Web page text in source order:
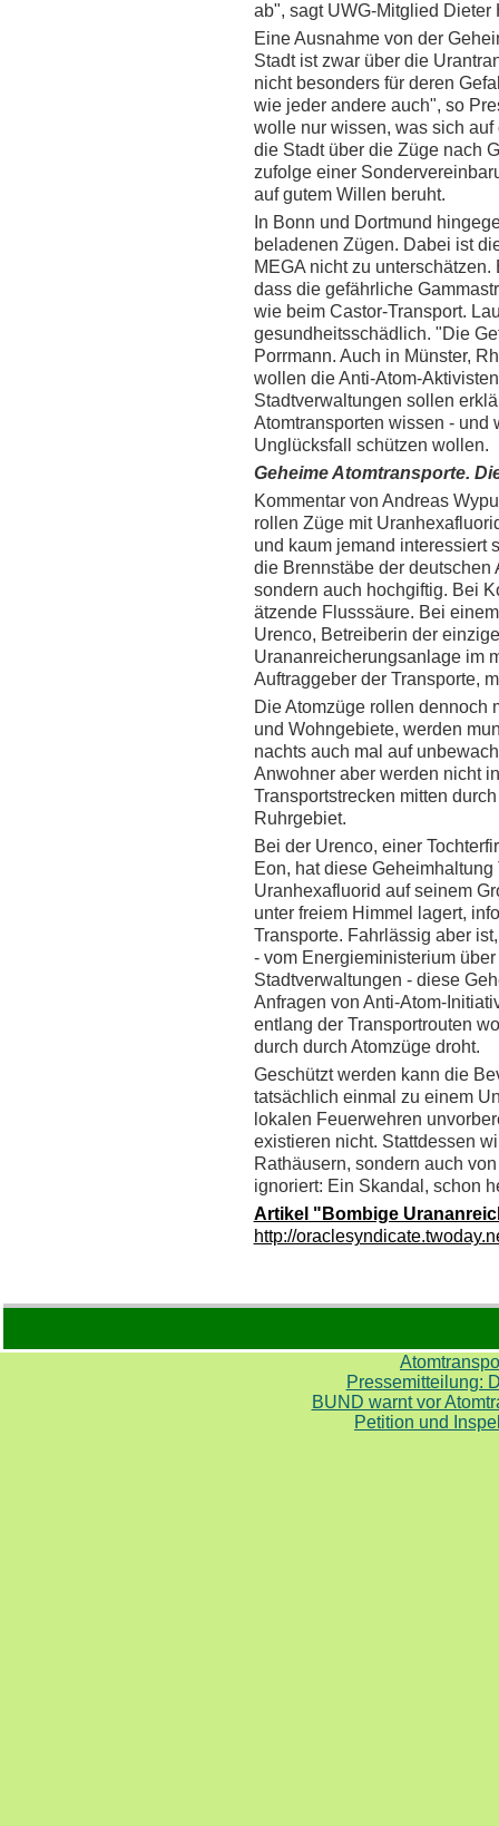
ab", sagt UWG-Mitglied Dieter
Eine Ausnahme von der
Stadt ist zwar über die
nicht besonders für deren
wie jeder andere auch", so
wolle nur wissen, was sich
die Stadt über die Züge nach
zufolge einer
auf gutem Willen beruht.
In Bonn und Dortmund
beladenen Zügen. Dabei ist
MEGA nicht zu
dass die gefährliche
wie beim Castor-Transport.
gesundheitsschädlich. "Die
Porrmann. Auch in Münster,
wollen die Anti-Atom-
Stadtverwaltungen sollen
Atomtransporten wissen - und
Unglücksfall schützen wollen.
Geheime Atomtransporte.
Kommentar von Andreas
rollen Züge mit
und kaum jemand interessiert
die Brennstäbe der deutschen
sondern auch hochgiftig. Bei
ätzende Flusssäure. Bei
Urenco, Betreiberin der
Urananreicherungsanlage im
Auftraggeber der Transporte,
Die Atomzüge rollen dennoch
und Wohngebiete, werden
nachts auch mal auf
Anwohner aber werden nicht
Transportstrecken mitten
Ruhrgebiet.
Bei der Urenco, einer
Eon, hat diese
Uranhexafluorid auf seinem
unter freiem Himmel lagert,
Transporte. Fahrlässig aber
- vom Energieministerium
Stadtverwaltungen - diese
Anfragen von Anti-Atom-
entlang der Transportrouten
durch durch Atomzüge droht.
Geschützt werden kann die
tatsächlich einmal zu einem
lokalen Feuerwehren
existieren nicht. Stattdessen
Rathäusern, sondern auch
ignoriert: Ein Skandal, schon
Artikel "Bombige
http://
Pressemitteilung:
BUND warnt vor
Petition und